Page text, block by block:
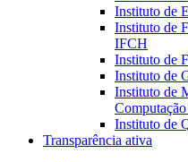
Instituto de
Instituto de
IFCH
Instituto de
Instituto de
Instituto de
Instituto de
Transparência ativa